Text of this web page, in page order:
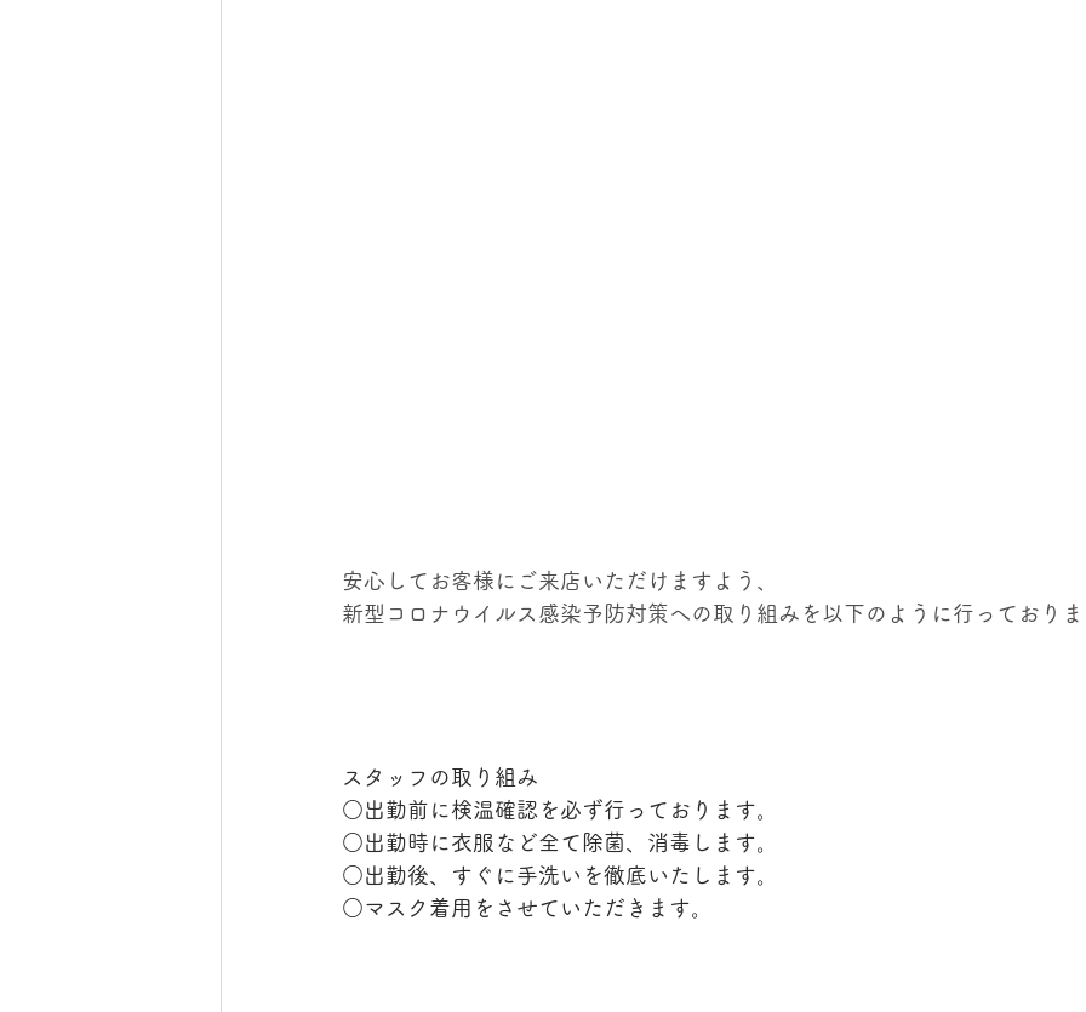
安心してお客様にご来店いただけますよう、
新型コロナウイルス感染予防対策への取り組みを以下のように行っており
スタッフの取り組み
○出勤前に検温確認を必ず行っております。
○出勤時に衣服など全て除菌、消毒します。
○出勤後、すぐに手洗いを徹底いたします。
○マスク着用をさせていただきます。